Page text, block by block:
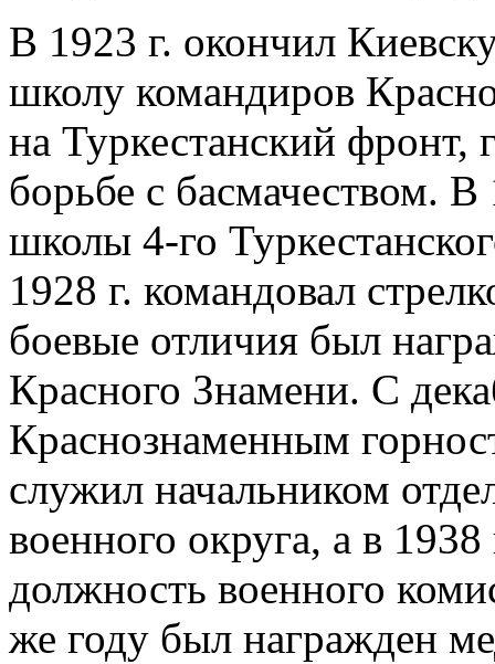
В 1923 г. окончил
школу командиров
на Туркестанский фронт,
борьбе с басмачеством.
школы 4-го
1928 г. командовал
боевые отличия был
Красного Знамени. С
Краснознаменным
служил начальником
военного округа, а в
должность военного
же году был награжден